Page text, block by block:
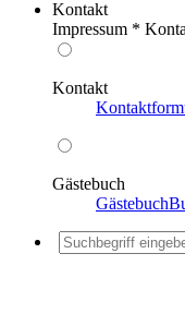
Kontakt
Impressum *
Kontakt
Gästebuch
Gästebuch